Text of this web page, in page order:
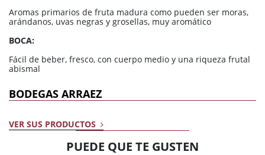
Aromas primarios de fruta madura como pueden ser moras,
arándanos, uvas negras y grosellas, muy aromático
BOCA:
Fácil de beber, fresco, con cuerpo medio y una riqueza frutal
abismal
BODEGAS ARRAEZ
VER SUS PRODUCTOS
PUEDE QUE TE GUSTEN